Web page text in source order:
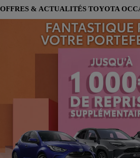
OFFRES & ACTUALITÉS TOYOTA